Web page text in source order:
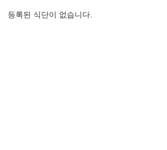
등록된 식단이 없습니다.